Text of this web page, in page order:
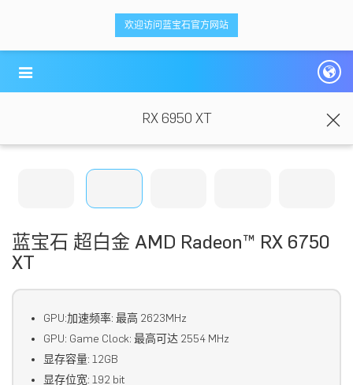
欢迎访问蓝宝石官方网站
RX 6950 XT
蓝宝石 超白金 AMD Radeon™ RX 6750
XT
GPU:加速频率: 最高 2623MHz
GPU: Game Clock: 最高可达 2554 MHz
显存容量: 12GB
显存位宽: 192 bit
<ti-item style="box-sizing: border-box;"><ti-item style="box-sizing: border-box;">
蓝宝科技
</ti-item>